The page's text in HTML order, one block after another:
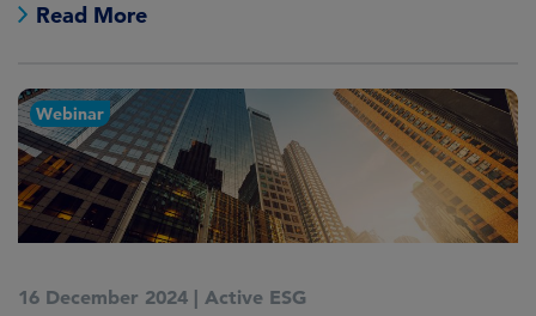
Read More
Webinar
16 December 2024 | Active ESG